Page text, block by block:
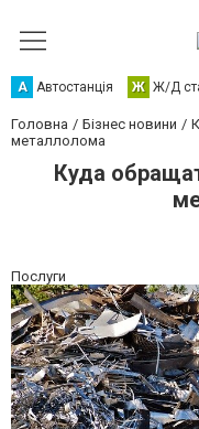
А Автостанція Ж Ж/Д
Головна Бізнес новини
металлолома
Куда
Послуги